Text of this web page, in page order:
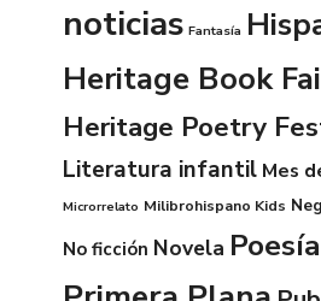
noticias Fantasía
Heritage Book
Heritage Poetry
Literatura infantil Mes
Microrrelato Milibrohispano Kids
No ficción Novela Poesía